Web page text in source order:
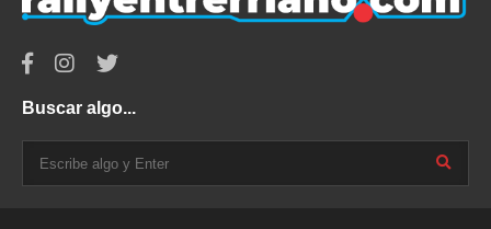
Buscar algo...